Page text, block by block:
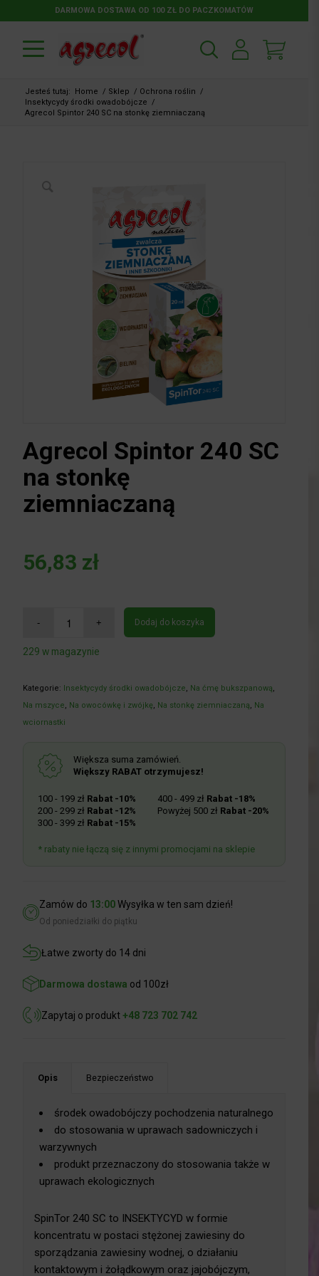
DARMOWA DOSTAWA OD 100 ZŁ DO PACZKOMATÓW
Jesteś tutaj: Home / Sklep / Ochrona roślin /
Insektycydy środki owadobójcze /
Agrecol Spintor 240 SC na stonkę ziemniaczaną
Agrecol Spintor 240 SC
na stonkę
ziemniaczaną
56,83 zł
Dodaj do koszyka
229 w magazynie
Kategorie: Insektycydy środki owadobójcze, Na ćmę bukszpanową,
Na mszyce, Na owocówkę i zwójkę, Na stonkę ziemniaczaną, Na
wciornastki
Większa suma zamówień.
Większy RABAT otrzymujesz!
100 - 199 zł Rabat -10%
200 - 299 zł Rabat -12%
300 - 399 zł Rabat -15%
400 - 499 zł Rabat -18%
Powyżej 500 zł Rabat -20%
* rabaty nie łączą się z innymi promocjami na sklepie
Zamów do 13:00Wysyłka w ten sam dzień!
Od poniedziałki do piątku
Łatwe zworty do 14 dni
Darmowa dostawa od 100zł
Zapytaj o produkt+48 723 702 742
Opis Bezpieczeństwo
środek owadobójczy pochodzenia naturalnego
do stosowania w uprawach sadowniczych i
warzywnych
produkt przeznaczony do stosowania także w
uprawach ekologicznych
SpinTor 240 SC to INSEKTYCYD w formie
koncentratu w postaci stężonej zawiesiny do
sporządzania zawiesiny wodnej, o działaniu
kontaktowym i żołądkowym oraz jajobójczym,